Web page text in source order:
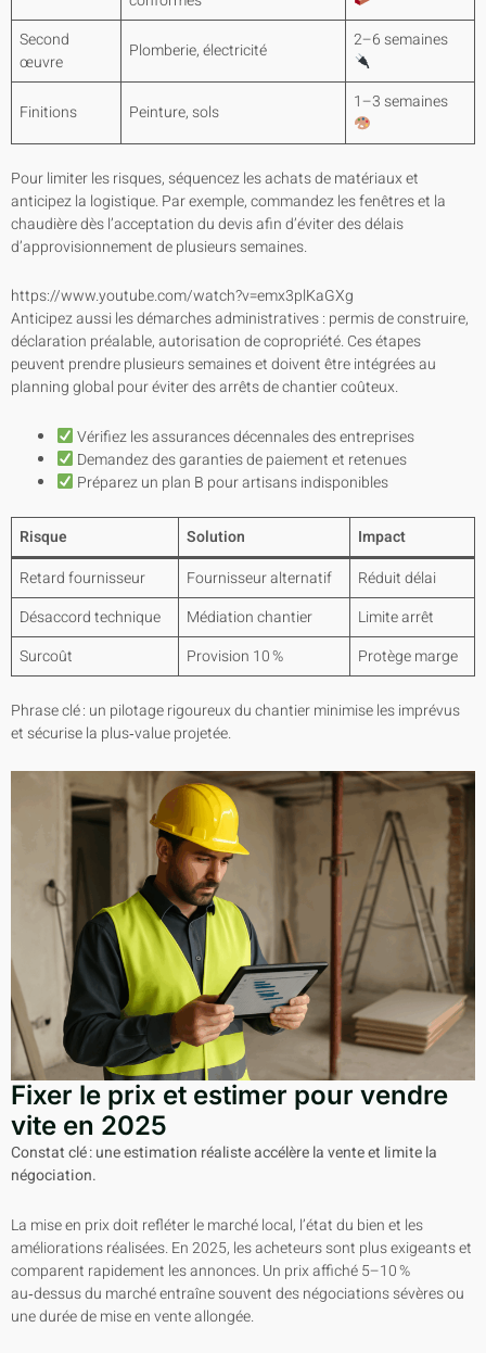
Second
œuvre
Plomberie, électricité 2–6 semaines
Finitions Peinture, sols 1–3 semaines
Pour limiter les risques, séquencez les achats de matériaux et
anticipez la logistique. Par exemple, commandez les fenêtres et la
chaudière dès l’acceptation du devis afin d’éviter des délais
d’approvisionnement de plusieurs semaines.
https://www.youtube.com/watch?v=emx3plKaGXg
Anticipez aussi les démarches administratives : permis de construire,
déclaration préalable, autorisation de copropriété. Ces étapes
peuvent prendre plusieurs semaines et doivent être intégrées au
planning global pour éviter des arrêts de chantier coûteux.
Vérifiez les assurances décennales des entreprises
Demandez des garanties de paiement et retenues
Préparez un plan B pour artisans indisponibles
Risque Solution
Impact
Retard fournisseur
Fournisseur alternatif
Réduit délai
Désaccord technique
Médiation chantier
Limite arrêt
Surcoût
Provision 10 % Protège marge
Phrase clé : un pilotage rigoureux du chantier minimise les imprévus
et sécurise la plus‑value projetée.
Fixer le prix et estimer pour vendre
vite en 2025
Constat clé : une estimation réaliste accélère la vente et limite la
négociation.
La mise en prix doit refléter le marché local, l’état du bien et les
améliorations réalisées. En 2025, les acheteurs sont plus exigeants et
comparent rapidement les annonces. Un prix affiché 5–10 %
au‑dessus du marché entraîne souvent des négociations sévères ou
une durée de mise en vente allongée.